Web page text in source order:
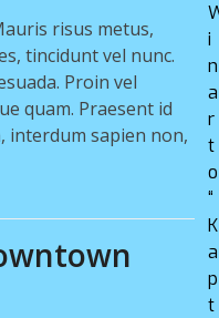
risus metus,
tincidunt vel nunc.
Proin vel
quam. Praesent id
interdum sapien non,
i
n
a
r
t
o
“
K
a
p
t